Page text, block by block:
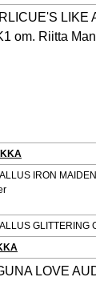
LIKE
om. Riitta
IRON
GLITTERING
LOVE